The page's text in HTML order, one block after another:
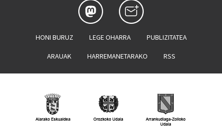
HONI BURUZ LEGE OHARRA PUBLIZITATEA
ARAUAK HARREMANETARAKO RSS